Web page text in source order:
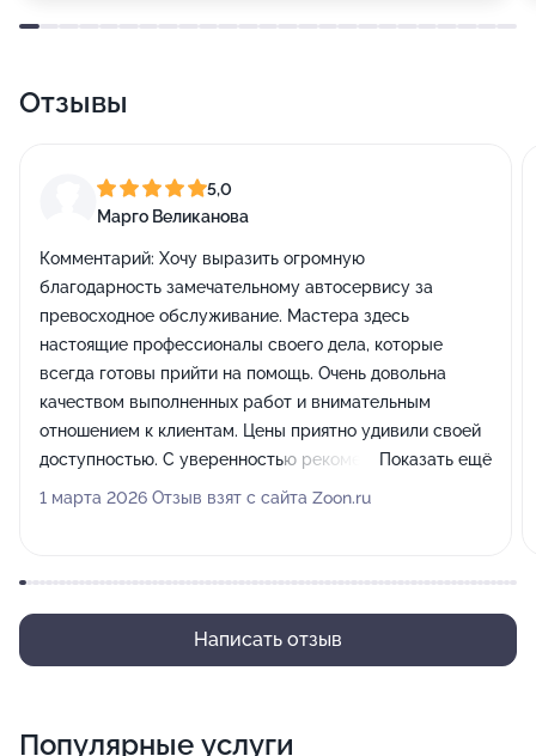
Отзывы
5,0
Марго Великанова
Комментарий: Хочу выразить огромную
благодарность замечательному автосервису за
превосходное обслуживание. Мастера здесь
настоящие профессионалы своего дела, которые
всегда готовы прийти на помощь. Очень довольна
качеством выполненных работ и внимательным
отношением к клиентам. Цены приятно удивили своей
доступностью. С уверенностью рекомендую этот
сервис всем своим знакомым!
Показать ещё
1 марта 2026 Отзыв взят с сайта Zoon.ru
Написать отзыв
Популярные услуги